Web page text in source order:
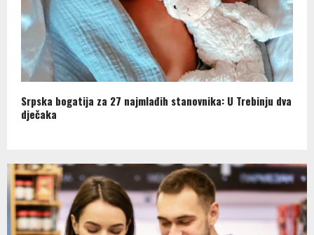
Srpska bogatija za 27 najmlađih stanovnika: U Trebinju dva
dječaka